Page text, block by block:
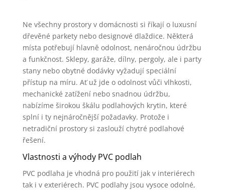
Ne všechny prostory v domácnosti si říkají o luxusní
dřevěné parkety nebo designové dlaždice. Některá
místa potřebují hlavně odolnost, nenáročnou údržbu
a funkčnost. Sklepy, garáže, dílny, pergoly, ale i party
stany nebo obytné dodávky vyžadují speciální
přístup na míru. Ať už jde o odolnost vůči vlhkosti,
mechanické zatížení nebo snadnou údržbu,
nabízíme širokou škálu podlahových krytin, které
splní i ty nejnáročnější požadavky. Protože i
netradiční prostory si zaslouží chytré podlahové
řešení.
Vlastnosti a výhody PVC podlah
PVC podlaha je vhodná pro použití jak v interiérech
tak i v exteriérech. PVC podlahy jsou vysoce odolné,